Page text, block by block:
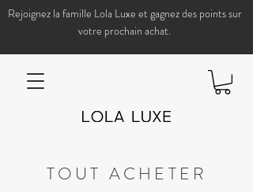
Rejoignez la famille Lola Luxe et gagnez des points sur
votre prochain achat.
TOUT ACHETER